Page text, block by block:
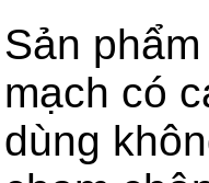
Sản
mạch có
dùng